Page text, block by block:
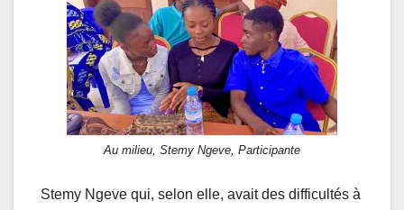
Au milieu, Stemy Ngeve, Participante
Stemy Ngeve qui, selon elle, avait des difficultés à